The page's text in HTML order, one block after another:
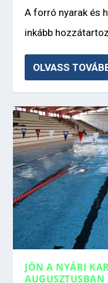
A forró nyarak és
inkább
OLVASS
JÖN A NYÁRI
AUGUSZTUSBAN